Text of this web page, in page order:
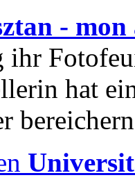
- mon
hat